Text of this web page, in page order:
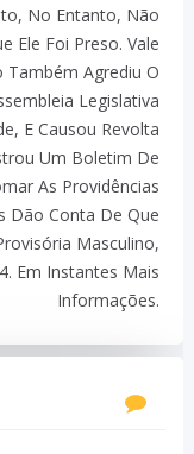
No Entanto, Não
Ele Foi Preso. Vale
Também Agrediu O
Legislativa
E Causou Revolta
Um Boletim De
As Providências
Dão Conta De Que
Masculino,
Em Instantes Mais
Informações.